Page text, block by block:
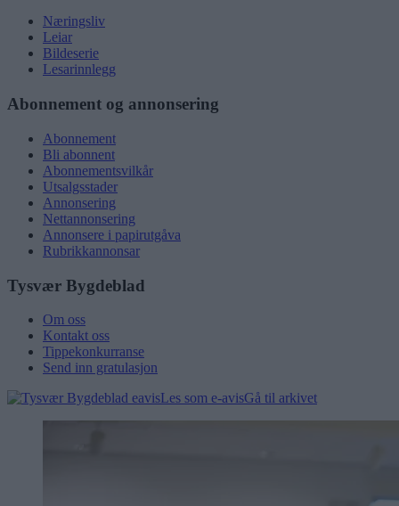
Næringsliv
Leiar
Bildeserie
Lesarinnlegg
Abonnement og annonsering
Abonnement
Bli abonnent
Abonnementsvilkår
Utsalgsstader
Annonsering
Nettannonsering
Annonsere i papirutgåva
Rubrikkannonsar
Tysvær Bygdeblad
Om oss
Kontakt oss
Tippekonkurranse
Send inn gratulasjon
Les som e-avisGå til arkivet